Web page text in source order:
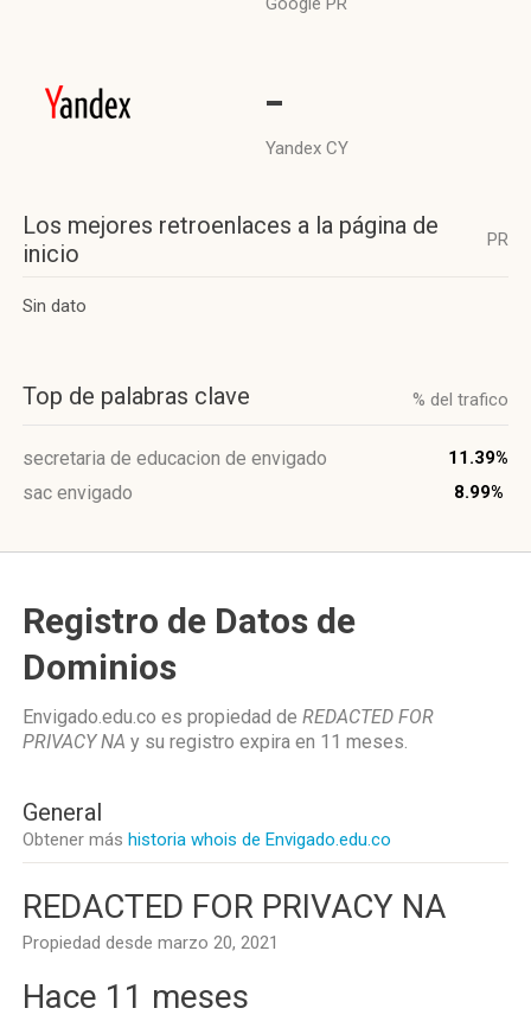
-
Yandex CY
Los mejores retroenlaces a la página de
inicio
PR
Sin dato
Top de palabras clave % del trafico
secretaria de educacion de envigado 11.39%
sac envigado 8.99%
Registro de Datos de
Dominios
Envigado.edu.co es propiedad de REDACTED FOR
PRIVACY NA y su registro expira en 11 meses.
General
Obtener más historia whois de Envigado.edu.co
REDACTED FOR PRIVACY NA
Propiedad desde marzo 20, 2021
Hace 11 meses